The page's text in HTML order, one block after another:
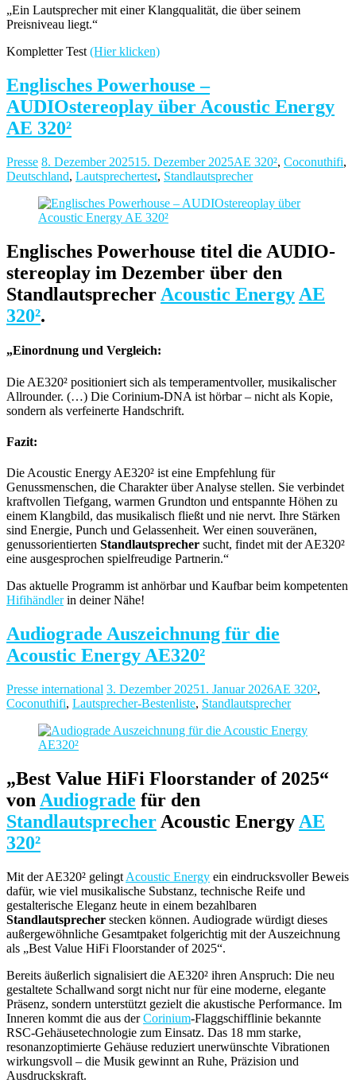
„Ein Lautsprecher mit einer Klangqualität, die über seinem
Preisniveau liegt.“
Kompletter Test(Hier klicken)
Englisches Powerhouse –
AUDIOstereoplay über Acoustic Energy
AE 320²
Presse 8. Dezember 202515. Dezember 2025AE 320², Coconuthifi,
Deutschland, Lautsprechertest, Standlautsprecher
Englisches Powerhouse titel die AUDIO-
stereoplay im Dezember über den
Standlautsprecher Acoustic Energy AE
320².
„Einordnung und Vergleich:
Die AE320² positioniert sich als temperamentvoller, musikalischer
Allrounder. (…) Die Corinium-DNA ist hörbar – nicht als Kopie,
sondern als verfeinerte Handschrift.
Fazit:
Die Acoustic Energy AE320² ist eine Empfehlung für
Genussmenschen, die Charakter über Analyse stellen. Sie verbindet
kraftvollen Tiefgang, warmen Grundton und entspannte Höhen zu
einem Klangbild, das musikalisch fließt und nie nervt. Ihre Stärken
sind Energie, Punch und Gelassenheit. Wer einen souveränen,
genussorientierten Standlautsprecher sucht, findet mit der AE320²
eine ausgesprochen spielfreudige Partnerin.“
Das aktuelle Programm ist anhörbar und Kaufbar beim kompetenten
Hifihändlerin deiner Nähe!
Audiograde Auszeichnung für die
Acoustic Energy AE320²
Presse international 3. Dezember 20251. Januar 2026AE 320²,
Coconuthifi, Lautsprecher-Bestenliste, Standlautsprecher
„Best Value HiFi Floorstander of 2025“
von Audiograde für den
Standlautsprecher Acoustic Energy AE
320²
Mit der AE320² gelingt Acoustic Energy ein eindrucksvoller Beweis
dafür, wie viel musikalische Substanz, technische Reife und
gestalterische Eleganz heute in einem bezahlbaren
Standlautsprecher stecken können. Audiograde würdigt dieses
außergewöhnliche Gesamtpaket folgerichtig mit der Auszeichnung
als „Best Value HiFi Floorstander of 2025“.
Bereits äußerlich signalisiert die AE320² ihren Anspruch: Die neu
gestaltete Schallwand sorgt nicht nur für eine moderne, elegante
Präsenz, sondern unterstützt gezielt die akustische Performance. Im
Inneren kommt die aus derCorinium-Flaggschifflinie bekannte
RSC-Gehäusetechnologie zum Einsatz. Das 18 mm starke,
resonanzoptimierte Gehäuse reduziert unerwünschte Vibrationen
wirkungsvoll – die Musik gewinnt an Ruhe, Präzision und
Ausdruckskraft.